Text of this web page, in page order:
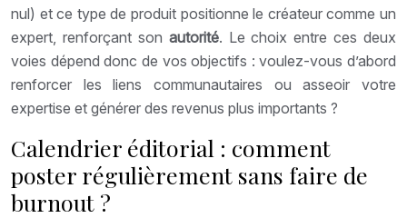
nul) et ce type de produit positionne le créateur comme un
expert, renforçant son autorité. Le choix entre ces deux
voies dépend donc de vos objectifs : voulez-vous d’abord
renforcer les liens communautaires ou asseoir votre
expertise et générer des revenus plus importants ?
Calendrier éditorial : comment
poster régulièrement sans faire de
burnout ?